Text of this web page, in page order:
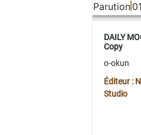
Parution
DAILY
Copy
o-okun
Éditeur :
Studio